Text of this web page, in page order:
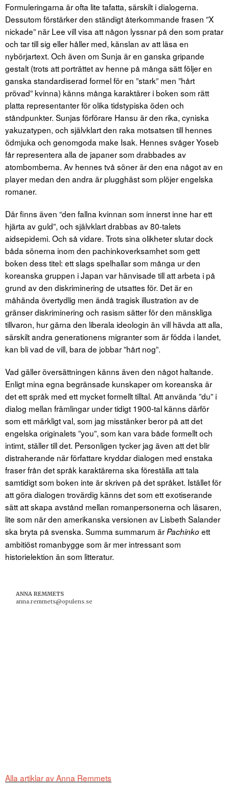
Formuleringarna är ofta lite tafatta, särskilt i dialogerna.
Dessutom förstärker den ständigt återkommande frasen ”X
nickade” när Lee vill visa att någon lyssnar på den som pratar
och tar till sig eller håller med, känslan av att läsa en
nybörjartext. Och även om Sunja är en ganska gripande
gestalt (trots att porträttet av henne på många sätt följer en
ganska standardiserad formel för en ”stark” men ”hårt
prövad” kvinna) känns många karaktärer i boken som rätt
platta representanter för olika tidstypiska öden och
ståndpunkter. Sunjas förförare Hansu är den rika, cyniska
yakuzatypen, och självklart den raka motsatsen till hennes
ödmjuka och genomgoda make Isak. Hennes svåger Yoseb
får representera alla de japaner som drabbades av
atombomberna. Av hennes två söner är den ena något av en
player medan den andra är plugghäst som plöjer engelska
romaner.
Där finns även “den fallna kvinnan som innerst inne har ett
hjärta av guld”, och självklart drabbas av 80-talets
aidsepidemi. Och så vidare. Trots sina olikheter slutar dock
båda sönerna inom den pachinkoverksamhet som gett
boken dess titel: ett slags spelhallar som många ur den
koreanska gruppen i Japan var hänvisade till att arbeta i på
grund av den diskriminering de utsattes för. Det är en
måhända övertydlig men ändå tragisk illustration av de
gränser diskriminering och rasism sätter för den mänskliga
tillvaron, hur gärna den liberala ideologin än vill hävda att alla,
särskilt andra generationens migranter som är födda i landet,
kan bli vad de vill, bara de jobbar ”hårt nog”.
Vad gäller översättningen känns även den något haltande.
Enligt mina egna begränsade kunskaper om koreanska är
det ett språk med ett mycket formellt tilltal. Att använda ”du” i
dialog mellan främlingar under tidigt 1900-tal känns därför
som ett märkligt val, som jag misstänker beror på att det
engelska originalets ”you”, som kan vara både formellt och
intimt, ställer till det. Personligen tycker jag även att det blir
distraherande när författare kryddar dialogen med enstaka
fraser från det språk karaktärerna ska föreställa att tala
samtidigt som boken inte är skriven på det språket. Istället för
att göra dialogen trovärdig känns det som ett exotiserande
sätt att skapa avstånd mellan romanpersonerna och läsaren,
lite som när den amerikanska versionen av Lisbeth Salander
ska bryta på svenska. Summa summarum ärPachinko ett
ambitiöst romanbygge som är mer intressant som
historielektion än som litteratur.
ANNA REMMETS
anna.remmets@opulens.se
Alla artiklar av Anna Remmets